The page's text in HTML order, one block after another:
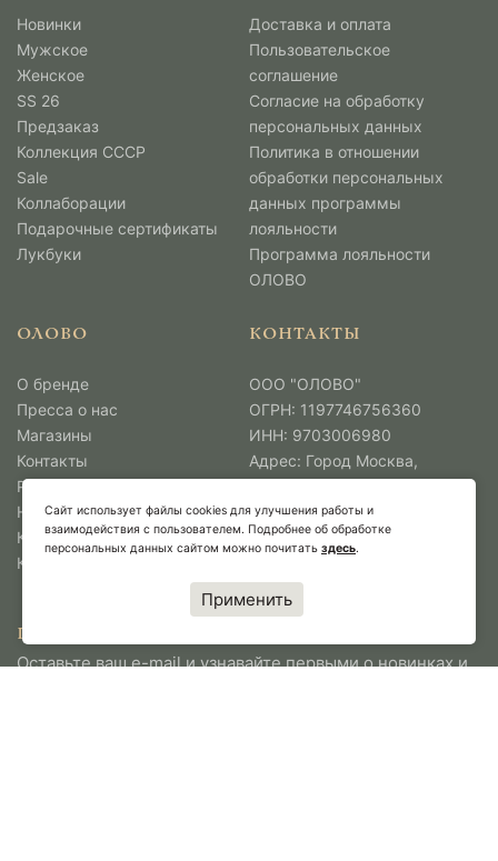
Сайт использует файлы cookies для улучшения работы и
взаимодействия с пользователем. Подробнее об обработке
персональных данных сайтом можно почитать здесь.
Применить
Новинки
Мужcкое
Женское
SS 26
Предзаказ
Коллекция СССР
Sale
Коллаборации
Подарочные сертификаты
Лукбуки
Доставка и оплата
Пользовательское
соглашение
Согласие на обработку
персональных данных
Политика в отношении
обработки персональных
данных программы
лояльности
Программа лояльности
ОЛОВО
ОЛОВО
О бренде
Пресса о нас
Магазины
Контакты
Работа в Олово
Новости
Коллекции
Коллаборации
КОНТАКТЫ
ООО "ОЛОВО"
ОГРН: 1197746756360
ИНН: 9703006980
Адрес: Город Москва,
Тел.:+7 (495) 565-38-88
Перейти
ПОДПИСАТЬСЯ НА НОВОСТИ ОЛОВО
Оставьте ваш e-mail и узнавайте первыми о новинках и